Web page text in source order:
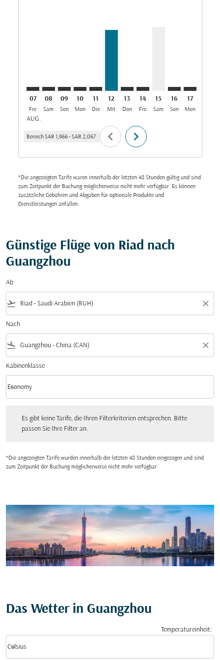
RUH–CAN: cmp-view-offers-disclaimer. Angebote
07
Fre
AUG.
RUH–CAN: cmp-view-offers-disclaimer.
08
Sam
RUH–CAN: cmp-view-offers-disclaimer.
09
Son
RUH–CAN: cmp-view-offers-
10
Mon
RUH–CAN: cmp-view-offers-
11
Die
RUH–CAN, 12/08/2026: Aus
12
Mit
13
Don
14
Fre
15
Sam
16
Son
17
Mon
Bereich SAR 1,966 - SAR 2,067 chevron_left chevron_right
*Die angezeigten Tarife waren innerhalb der letzten 48 Stunden gültig und sind
zum Zeitpunkt der Buchung möglicherweise nicht mehr verfügbar. Es können
zusätzliche Gebühren und Abgaben für optionale Produkte und
Dienstleistungen anfallen.
Günstige Flüge von Riad nach
Guangzhou
Ab
flight_takeoff close
Nach
flight_land close
Kabinenklasse
Kabinenklasse option Economy Selected
Economy
keyboard_arrow_down
Es gibt keine Tarife, die Ihren Filterkriterien entsprechen. Bitte
passen Sie Ihre Filter an.
*Die angezeigten Tarife wurden innerhalb der letzten 48 Stunden eingezogen und sind
zum Zeitpunkt der Buchung möglicherweise nicht mehr verfügbar.
Das Wetter in Guangzhou
Temperatureinheit:
Celsius
keyboard_arrow_down